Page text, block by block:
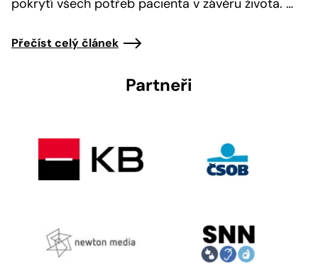
pokrytí všech potřeb pacienta v závěru života. …
Přečíst celý článek
Partneři